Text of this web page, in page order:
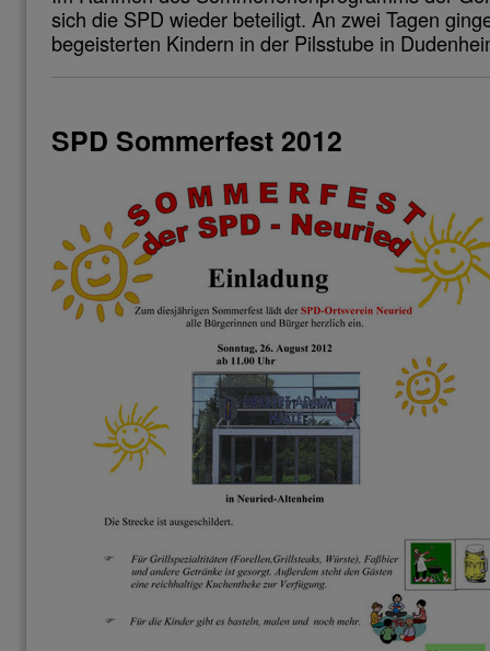
sich die SPD wieder beteiligt. An zwei Tagen
begeisterten Kindern in der Pilsstube in
SPD Sommerfest 2012